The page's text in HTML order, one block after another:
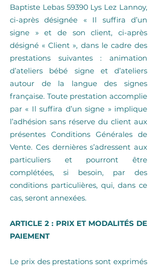
Baptiste Lebas 59390 Lys Lez Lannoy,
ci-après désignée « Il suffira d’un
signe » et de son client, ci-après
désigné « Client », dans le cadre des
prestations suivantes : animation
d’ateliers bébé signe et d’ateliers
autour de la langue des signes
française. Toute prestation accomplie
par « Il suffira d’un signe » implique
l’adhésion sans réserve du client aux
présentes Conditions Générales de
Vente. Ces dernières s’adressent aux
particuliers et pourront être
complétées, si besoin, par des
conditions particulières, qui, dans ce
cas, seront annexées.
ARTICLE 2 : PRIX ET MODALITÉS DE
PAIEMENT
Le prix des prestations sont exprimés